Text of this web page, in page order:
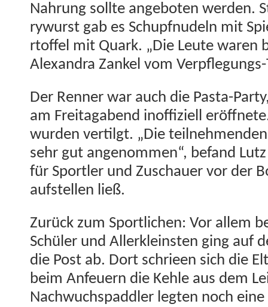
Nahrung sollte ange­boten wer­den.
ry­wurst gab es Schupfnudeln mit
rtof­fel mit Quark. „Die Leute waren
Alexan­dra Zankel vom
Der Ren­ner war auch die Pas­ta-
am Fre­itagabend inof­fiziell
wur­den ver­til­gt. „Die
sehr gut angenom­men“, befand
für Sportler und Zuschauer vor der
auf­stellen ließ.
Zurück zum Sportlichen: Vor allem
Schüler und Allerkle­in­sten ging auf
die Post ab. Dort schrieen sich die
beim Anfeuern die Kehle aus dem
Nach­wuchspad­dler legten noch